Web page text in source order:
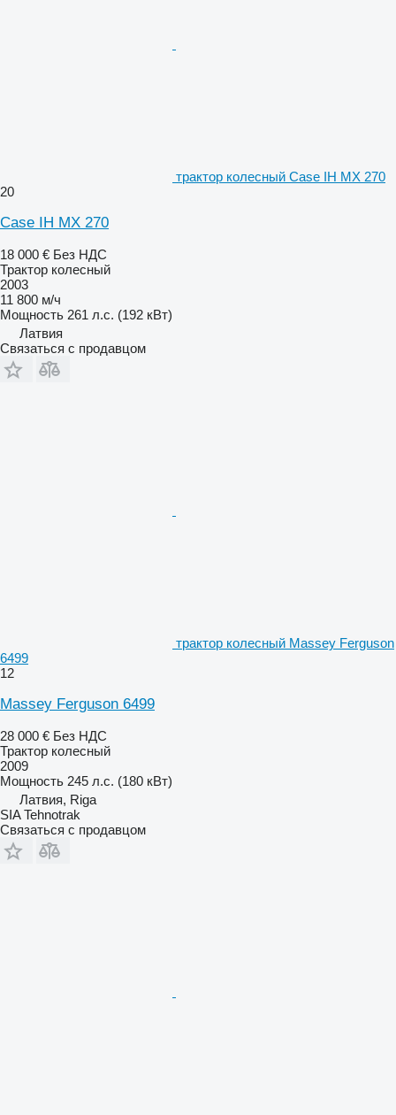
трактор колесный Case IH MX 270
20
Case IH MX 270
18 000 € Без НДС
Трактор колесный
2003
11 800 м/ч
Мощность 261 л.с. (192 кВт)
Латвия
Связаться с продавцом
трактор колесный Massey Ferguson
6499
12
Massey Ferguson 6499
28 000 € Без НДС
Трактор колесный
2009
Мощность 245 л.с. (180 кВт)
Латвия, Riga
SIA Tehnotrak
Связаться с продавцом